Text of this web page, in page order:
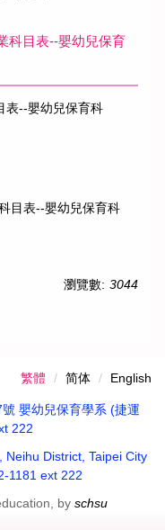
科目表--嬰幼兒保育
表--嬰幼兒保育科
目表--嬰幼兒保育科
瀏覽數: 3044
繁體 简体 English
嬰幼兒保育學系 (捷運
222
District, Taipei City
1181 ext 222
by schsu